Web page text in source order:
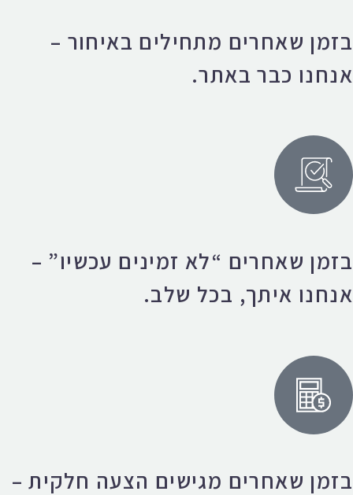
בזמן שאחרים מתחילים באיחור –
אנחנו כבר באתר.
בזמן שאחרים “לא זמינים עכשיו” –
אנחנו איתך, בכל שלב.
בזמן שאחרים מגישים הצעה חלקית –